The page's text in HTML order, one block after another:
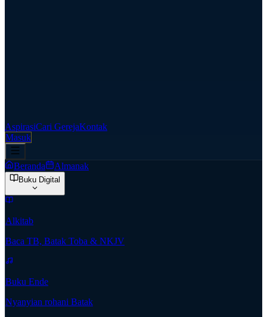
AspirasiCari GerejaKontak
Masuk
Beranda Almanak
Buku Digital
Alkitab
Baca TB, Batak Toba & NKJV
Buku Ende
Nyanyian rohani Batak